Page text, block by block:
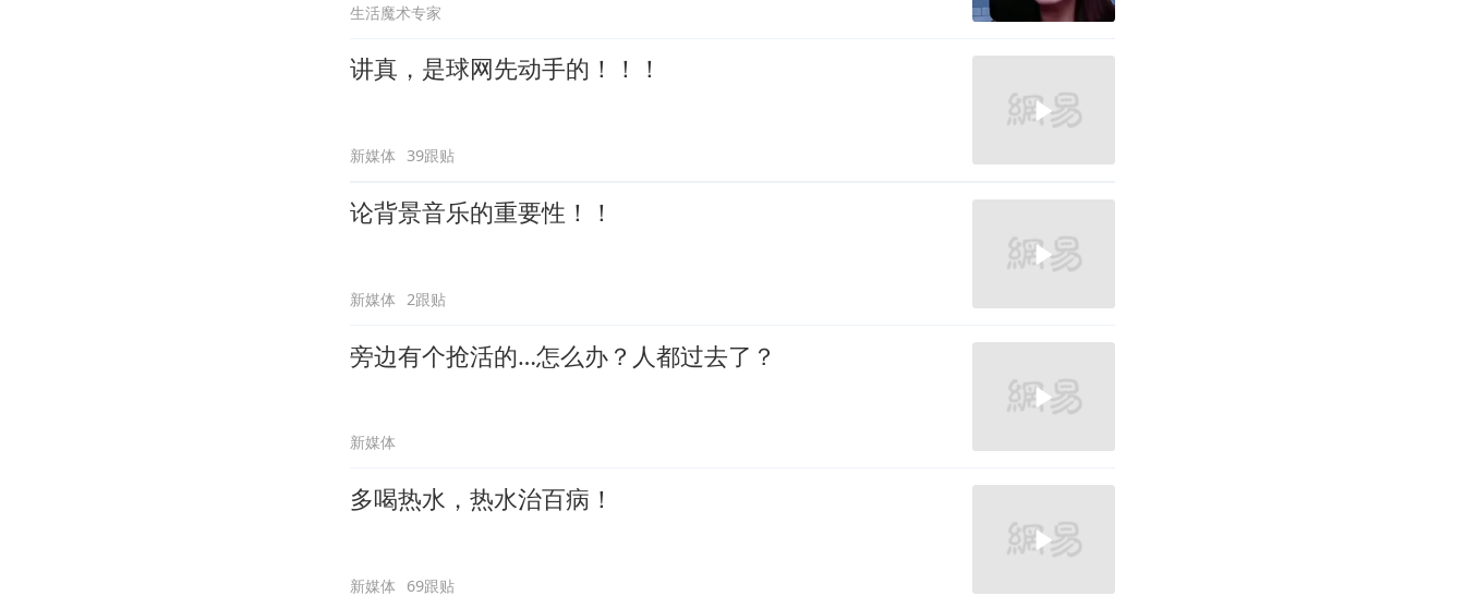
生活魔术专家
讲真，是球网先动手的！！！
新媒体 39跟贴
论背景音乐的重要性！！
新媒体 2跟贴
旁边有个抢活的…怎么办？人都过去了？
新媒体
多喝热水，热水治百病！
新媒体 69跟贴